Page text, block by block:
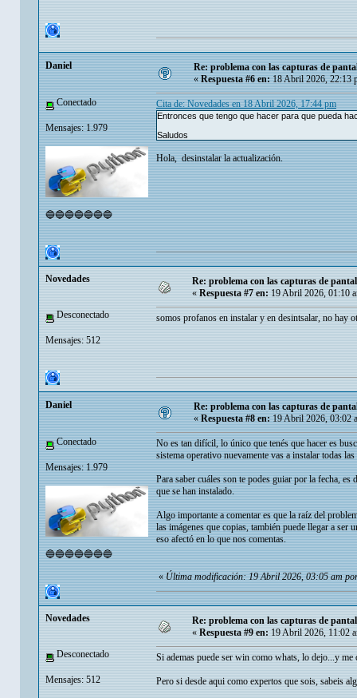
Danielㅤ
Conectado
Mensajes: 1.979
🔵🔵🔵🔵🔵🔵🔵
Re: problema con las capturas de
«Respuesta #6 en:18 Abril 2026, 22:13
Cita de: Novedades en 18 Abril 2026, 17:44 pm
Entronces que tengo que hacer para que pueda
Saludos
Hola, desinstalar la actualización.
Novedades
Desconectado
Mensajes: 512
Re: problema con las capturas de
« Respuesta #7 en: 19 Abril 2026, 01:10
somos profanos en instalar y en desintsalar, no hay
Danielㅤ
Conectado
Mensajes: 1.979
🔵🔵🔵🔵🔵🔵🔵
Re: problema con las capturas de
«Respuesta #8 en:19 Abril 2026, 03:02
No es tan difícil, lo único que tenés que hacer es
sistema operativo nuevamente vas a instalar todas
Para saber cuáles son te podes guiar por la fecha,
que se han instalado.
Algo importante a comentar es que la raíz del
las imágenes que copias, también puede llegar a ser
eso afectó en lo que nos comentas.
«Última modificación: 19 Abril 2026, 03:05 am por
Novedades
Desconectado
Mensajes: 512
Re: problema con las capturas de
« Respuesta #9 en: 19 Abril 2026, 11:02
Si ademas puede ser win como whats, lo dejo...y
Pero si desde aqui como expertos que sois, sabeis